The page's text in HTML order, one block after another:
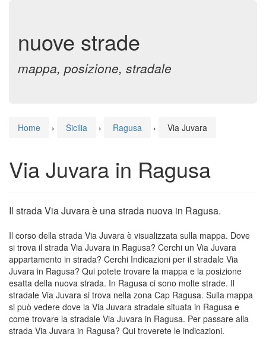
nuove strade
mappa, posizione, stradale
Home › Sicilia › Ragusa › Via Juvara
Via Juvara in Ragusa
Il strada Via Juvara è una strada nuova in Ragusa.
Il corso della strada Via Juvara è visualizzata sulla mappa. Dove
si trova il strada Via Juvara in Ragusa? Cerchi un Via Juvara
appartamento in strada? Cerchi Indicazioni per il stradale Via
Juvara in Ragusa? Qui potete trovare la mappa e la posizione
esatta della nuova strada. In Ragusa ci sono molte strade. Il
stradale Via Juvara si trova nella zona Cap Ragusa. Sulla mappa
si può vedere dove la Via Juvara stradale situata in Ragusa e
come trovare la stradale Via Juvara in Ragusa. Per passare alla
strada Via Juvara in Ragusa? Qui troverete le indicazioni.